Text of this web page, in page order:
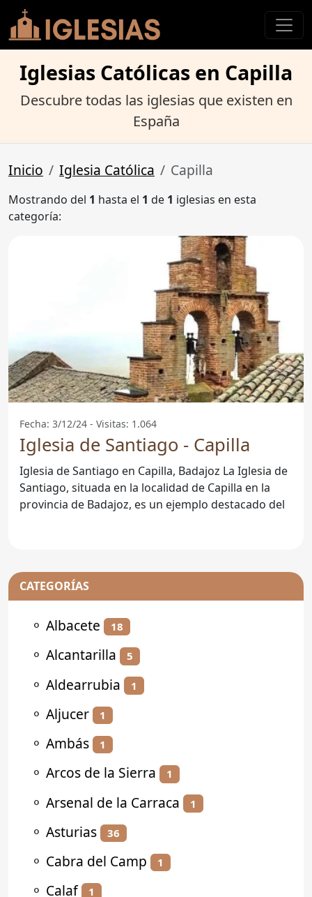
Iglesias Católicas en Capilla
Descubre todas las iglesias que existen en
España
Inicio Iglesia Católica Capilla
Mostrando del 1 hasta el 1 de 1 iglesias en esta
categoría:
Fecha: 3/12/24 - Visitas: 1.064
Iglesia de Santiago - Capilla
Iglesia de Santiago en Capilla, Badajoz La Iglesia de
Santiago, situada en la localidad de Capilla en la
provincia de Badajoz, es un ejemplo destacado del
CATEGORÍAS
⚬ Albacete 18
⚬ Alcantarilla 5
⚬ Aldearrubia 1
⚬ Aljucer 1
⚬ Ambás 1
⚬ Arcos de la Sierra 1
⚬ Arsenal de la Carraca 1
⚬ Asturias 36
⚬ Cabra del Camp 1
⚬ Calaf 1